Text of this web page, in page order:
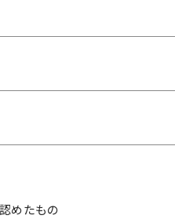
めたもの